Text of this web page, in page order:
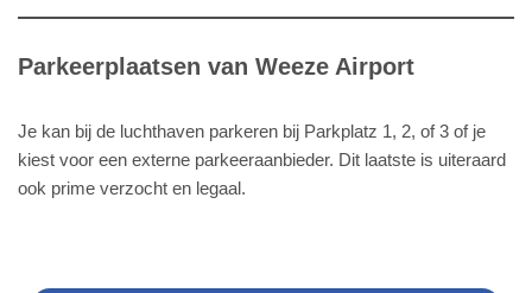
Parkeerplaatsen van Weeze Airport
Je kan bij de luchthaven parkeren bij Parkplatz 1, 2, of 3 of je
kiest voor een externe parkeeraanbieder. Dit laatste is uiteraard
ook prime verzocht en legaal.